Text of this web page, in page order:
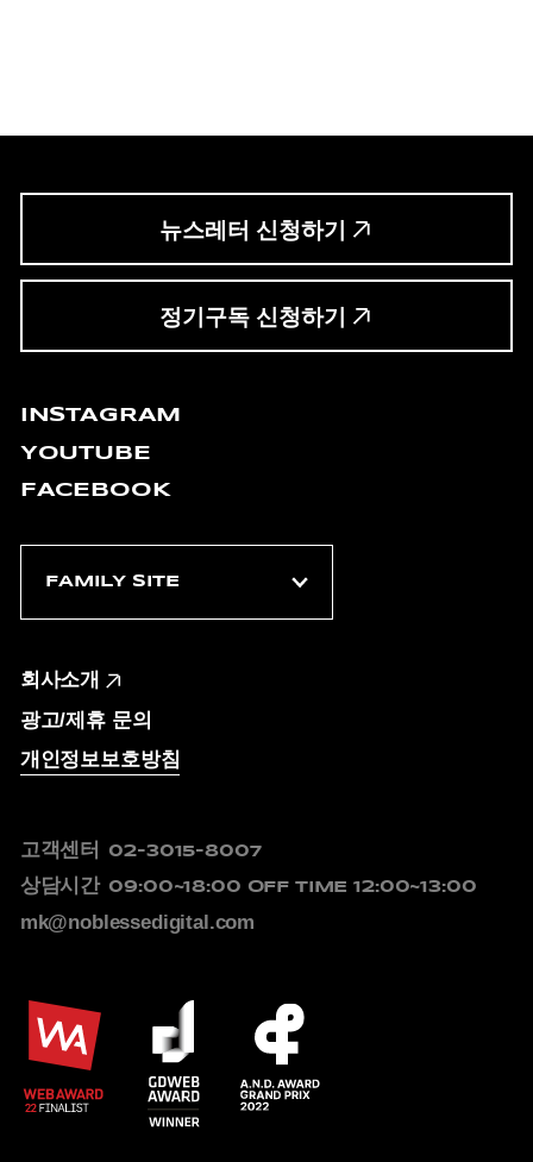
뉴스레터 신청하기
정기구독 신청하기
INSTAGRAM
YOUTUBE
FACEBOOK
회사소개
광고/제휴 문의
개인정보보호방침
고객센터 02-3015-8007
상담시간 09:00~18:00 OFF TIME 12:00~13:00
mk@noblessedigital.com